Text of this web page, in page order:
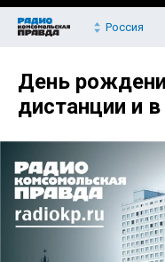
Россия
День
дистанции и